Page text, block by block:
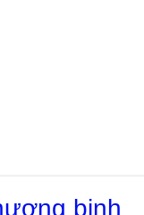
binh